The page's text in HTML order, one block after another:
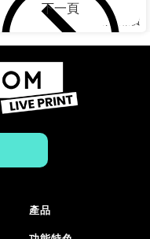
三星Samsung
索取報價
下一頁
產品